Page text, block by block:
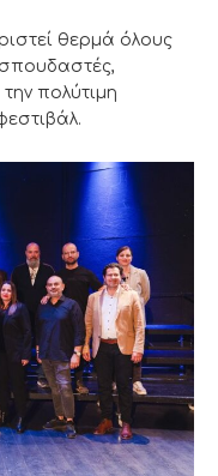
θερμά όλους
σπουδαστές,
πολύτιμη